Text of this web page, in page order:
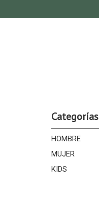
Categorías
HOMBRE
MUJER
KIDS